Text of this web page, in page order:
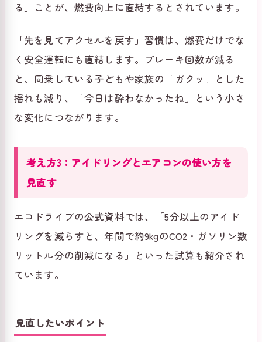
る」ことが、燃費向上に直結するとされています。
「先を見てアクセルを戻す」習慣は、燃費だけでな
く安全運転にも直結します。ブレーキ回数が減る
と、同乗している子どもや家族の「ガクッ」とした
揺れも減り、「今日は酔わなかったね」という小さ
な変化につながります。
考え方3：アイドリングとエアコンの使い方を
見直す
エコドライブの公式資料では、「5分以上のアイド
リングを減らすと、年間で約9kgのCO2・ガソリン数
リットル分の削減になる」といった試算も紹介され
ています。
見直したいポイント